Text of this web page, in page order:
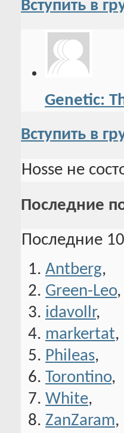
Вступить в
Genetic:
Вступить в
Hosse не
Последние
Последние
Antberg,
Green-Leo,
idavollr,
markertat,
Phileas,
Torontino,
White,
ZanZaram,